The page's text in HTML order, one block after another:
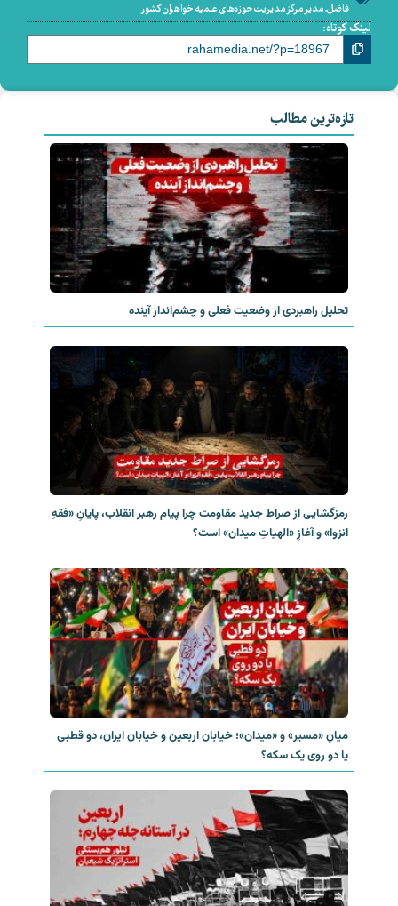
فاضل,مدیر مرکز مدیریت حوزه‌های علمیه خواهران کشور
لینک کوتاه:
تازه‌ترین مطالب
تحلیل راهبردی از وضعیت فعلی و چشم‌انداز آینده
رمزگشایی از صراط جدید مقاومت چرا پیام رهبر انقلاب، پایانِ «فقهِ
انزوا» و آغازِ «الهیاتِ میدان» است؟
میانِ «مسیر» و «میدان»؛ خیابان اربعین و خیابان ایران، دو قطبی
یا دو روی یک سکه؟‌